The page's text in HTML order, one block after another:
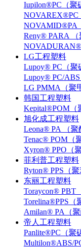
Iupilon®PC（聚
NOVAREX®PC
NOVAMID®PA
Reny® PARA （
LG工程塑料
Lupoy® PC（聚
Lupoy® PC/ABS
LG PMMA（聚
韩国工程塑料
Kepital®POM（
旭化成工程塑料
Leona® PA （聚
Tenac® POM（
Xyron® PPO（
菲利普工程塑料
Ryton® PPS（聚
东丽工程塑料
Toraycon® PBT
Torelina®PPS（
Amilan® PA（聚
帝人工程塑料
Panlite®PC（聚
Multilon®ABS/